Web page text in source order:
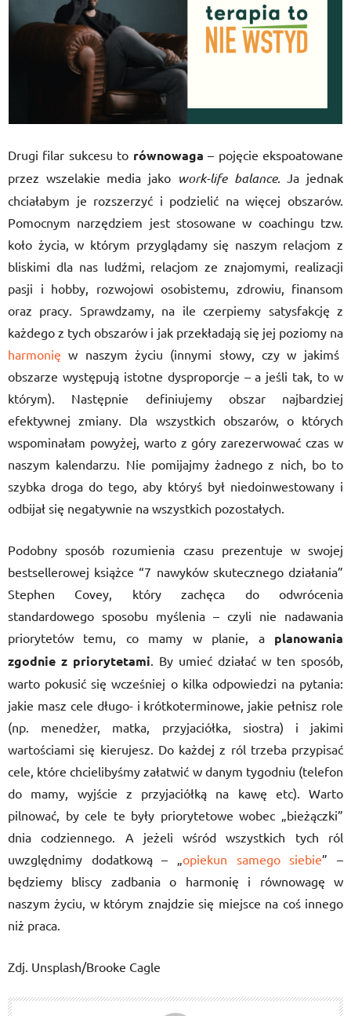
Drugi filar sukcesu to równowaga – pojęcie ekspoatowane
przez wszelakie media jako work-life balance. Ja jednak
chciałabym je rozszerzyć i podzielić na więcej obszarów.
Pomocnym narzędziem jest stosowane w coachingu tzw.
koło życia, w którym przyglądamy się naszym relacjom z
bliskimi dla nas ludźmi, relacjom ze znajomymi, realizacji
pasji i hobby, rozwojowi osobistemu, zdrowiu, finansom
oraz pracy. Sprawdzamy, na ile czerpiemy satysfakcję z
każdego z tych obszarów i jak przekładają się jej poziomy na
harmonię w naszym życiu (innymi słowy, czy w jakimś
obszarze występują istotne dysproporcje – a jeśli tak, to w
którym). Następnie definiujemy obszar najbardziej
efektywnej zmiany. Dla wszystkich obszarów, o których
wspominałam powyżej, warto z góry zarezerwować czas w
naszym kalendarzu. Nie pomijajmy żadnego z nich, bo to
szybka droga do tego, aby któryś był niedoinwestowany i
odbijał się negatywnie na wszystkich pozostałych.
Podobny sposób rozumienia czasu prezentuje w swojej
bestsellerowej książce “7 nawyków skutecznego działania”
Stephen Covey, który zachęca do odwrócenia
standardowego sposobu myślenia – czyli nie nadawania
priorytetów temu, co mamy w planie, a planowania
zgodnie z priorytetami . By umieć działać w ten sposób,
warto pokusić się wcześniej o kilka odpowiedzi na pytania:
jakie masz cele długo- i krótkoterminowe, jakie pełnisz role
(np. menedżer, matka, przyjaciółka, siostra) i jakimi
wartościami się kierujesz. Do każdej z ról trzeba przypisać
cele, które chcielibyśmy załatwić w danym tygodniu (telefon
do mamy, wyjście z przyjaciółką na kawę etc). Warto
pilnować, by cele te były priorytetowe wobec „bieżączki”
dnia codziennego. A jeżeli wśród wszystkich tych ról
uwzględnimy dodatkową – „ opiekun samego siebie” –
będziemy bliscy zadbania o harmonię i równowagę w
naszym życiu, w którym znajdzie się miejsce na coś innego
niż praca.
Zdj. Unsplash/Brooke Cagle